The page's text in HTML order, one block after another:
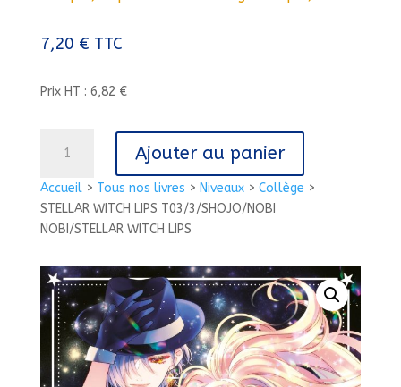
Accueil> Tous nos livres > Niveaux> Collège >
STELLAR WITCH LIPS T03/3/SHOJO/NOBI
NOBI/STELLAR WITCH LIPS
7,20 € TTC
Prix HT : 6,82 €
STELLAR
WITCH
LIPS
WITCH
LIPS
Ajouter au panier